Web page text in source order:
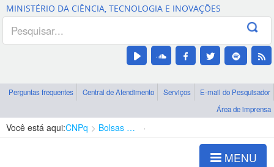
Canais
MINISTÉRIO DA CIÊNCIA, TECNOLOGIA E INOVAÇÕES
Perguntas frequentes Central de Atendimento Serviços
E-mail do Pesquisador
Área de imprensa
Você está aqui:CNPq Bolsas e Auxílios Vigentes
MENU